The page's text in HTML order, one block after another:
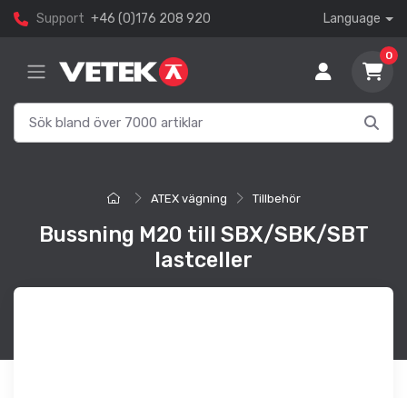
Support +46 (0)176 208 920 Language
0
ATEX vägning Tillbehör
Bussning M20 till SBX/SBK/SBT
lastceller